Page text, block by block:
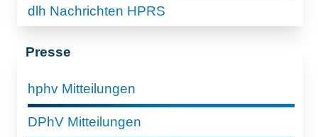
dlh Nachrichten HPRS
Presse
hphv Mitteilungen
DPhV Mitteilungen